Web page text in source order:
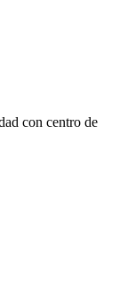
con centro de